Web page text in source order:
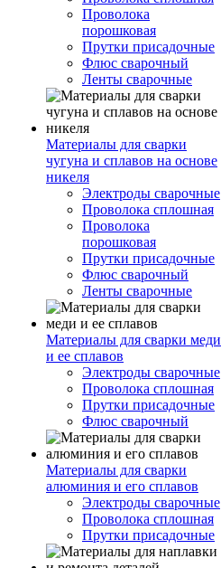
Проволока
порошковая
Прутки присадочные
Флюс сварочный
Ленты сварочные
Материалы для сварки
чугуна и сплавов на основе
никеля
Электроды сварочные
Проволока сплошная
Проволока
порошковая
Прутки присадочные
Флюс сварочный
Ленты сварочные
Материалы для сварки меди
и ее сплавов
Электроды сварочные
Проволока сплошная
Прутки присадочные
Флюс сварочный
Материалы для сварки
алюминия и его сплавов
Электроды сварочные
Проволока сплошная
Прутки присадочные